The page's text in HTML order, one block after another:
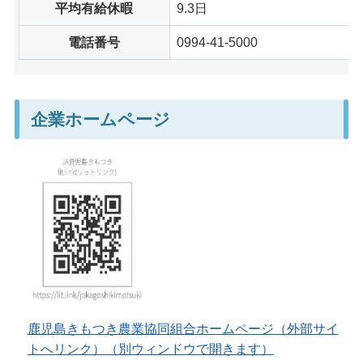
平均有給休暇 9.3日
電話番号 0994-41-5000
企業ホームページ
鹿児島きもつき農業協同組合ホームページ（外部サイ
トへリンク）（別ウィンドウで開きます）